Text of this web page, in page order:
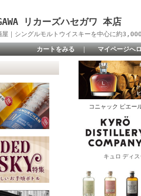
リカーズハセガワ 本店
屋｜シングルモルトウイスキーを中心に約
カートをみる ｜ マイページへ